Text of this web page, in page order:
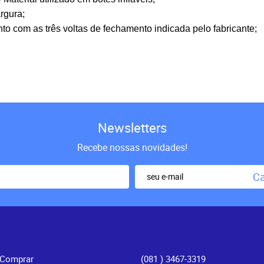
com as três voltas de fechamento indicada pelo fabricante;
Newsletters
Recebe nossas novidades!
(081 ) 3467-3319